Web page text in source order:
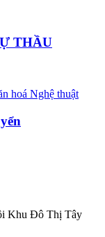
THẦU
hoá Nghệ thuật
Khu Đô Thị Tây